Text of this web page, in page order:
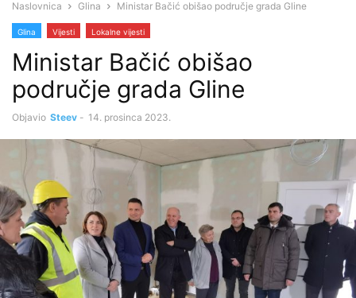
Naslovnica Glina Ministar Bačić obišao područje grada Gline
Glina Vijesti Lokalne vijesti
Ministar Bačić obišao
područje grada Gline
Objavio Steev - 14. prosinca 2023.